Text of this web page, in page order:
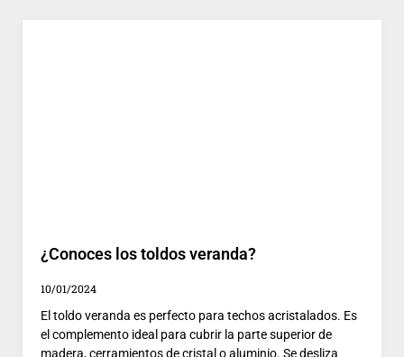
¿Conoces los toldos veranda?
10/01/2024
El toldo veranda es perfecto para techos acristalados. Es
el complemento ideal para cubrir la parte superior de
madera, cerramientos de cristal o aluminio. Se desliza